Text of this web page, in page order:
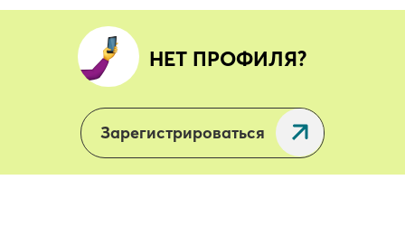
НЕТ ПРОФИЛЯ?
Зарегистрироваться